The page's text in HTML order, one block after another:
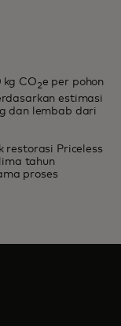
kg CO2e per pohon
estimasi
dan lembab dari
restorasi Priceless
tahun
proses